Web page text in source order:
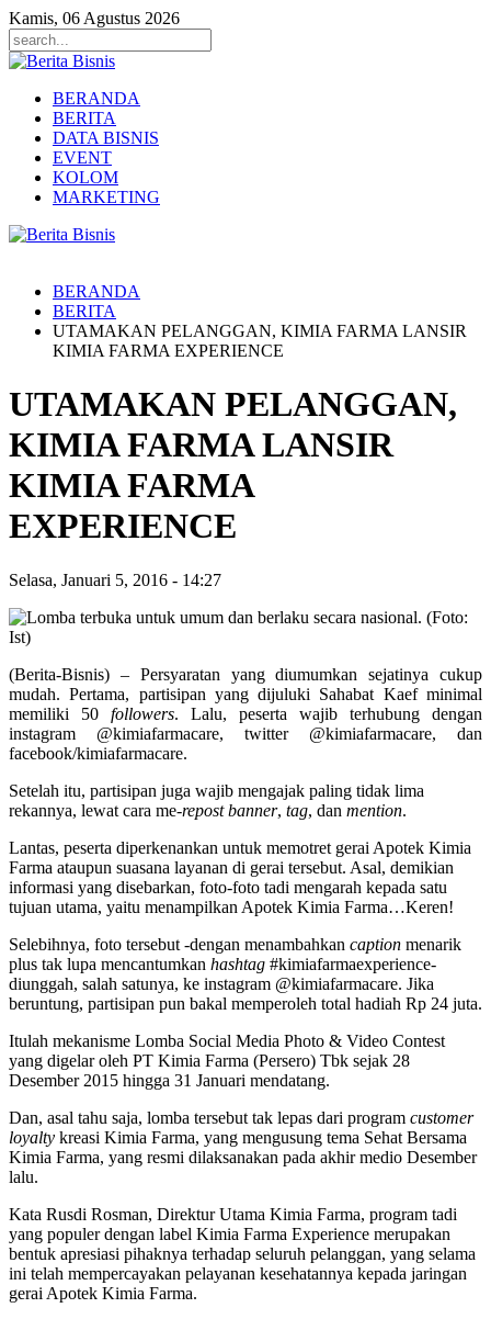
Kamis, 06 Agustus 2026
BERANDA
BERITA
DATA BISNIS
EVENT
KOLOM
MARKETING
BERANDA
BERITA
UTAMAKAN PELANGGAN, KIMIA FARMA LANSIR
KIMIA FARMA EXPERIENCE
UTAMAKAN PELANGGAN,
KIMIA FARMA LANSIR
KIMIA FARMA
EXPERIENCE
Selasa, Januari 5, 2016 - 14:27
(Berita-Bisnis) – Persyaratan yang diumumkan sejatinya cukup
mudah. Pertama, partisipan yang dijuluki Sahabat Kaef minimal
memiliki 50 followers. Lalu, peserta wajib terhubung dengan
instagram @kimiafarmacare, twitter @kimiafarmacare, dan
facebook/kimiafarmacare.
Setelah itu, partisipan juga wajib mengajak paling tidak lima
rekannya, lewat cara me-repost banner, tag, dan mention.
Lantas, peserta diperkenankan untuk memotret gerai Apotek Kimia
Farma ataupun suasana layanan di gerai tersebut. Asal, demikian
informasi yang disebarkan, foto-foto tadi mengarah kepada satu
tujuan utama, yaitu menampilkan Apotek Kimia Farma…Keren!
Selebihnya, foto tersebut -dengan menambahkan caption menarik
plus tak lupa mencantumkan hashtag #kimiafarmaexperience-
diunggah, salah satunya, ke instagram @kimiafarmacare. Jika
beruntung, partisipan pun bakal memperoleh total hadiah Rp 24 juta.
Itulah mekanisme Lomba Social Media Photo & Video Contest
yang digelar oleh PT Kimia Farma (Persero) Tbk sejak 28
Desember 2015 hingga 31 Januari mendatang.
Dan, asal tahu saja, lomba tersebut tak lepas dari program customer
loyalty kreasi Kimia Farma, yang mengusung tema Sehat Bersama
Kimia Farma, yang resmi dilaksanakan pada akhir medio Desember
lalu.
Kata Rusdi Rosman, Direktur Utama Kimia Farma, program tadi
yang populer dengan label Kimia Farma Experience merupakan
bentuk apresiasi pihaknya terhadap seluruh pelanggan, yang selama
ini telah mempercayakan pelayanan kesehatannya kepada jaringan
gerai Apotek Kimia Farma.